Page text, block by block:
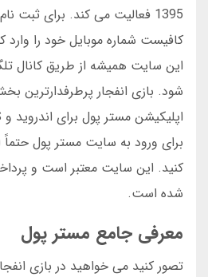
1395 فعالیت می کند. برای ثبت
کافیست شماره موبایل خود را وارد
این سایت همیشه از طریق کانال
شود. بازی انفجار پرطرفدارترین
برای ورود به سایت مستر پول
کنید. این سایت معتبر است و
شده است.
معرفی جامع مستر پول
تصور کنید می خواهید در بازی